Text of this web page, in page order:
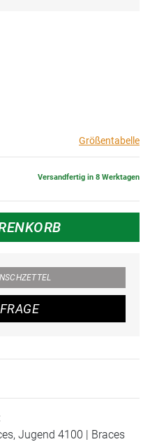
Größentabelle
Versandfertig in 8 Werktagen
Jugend 4100 | Braces